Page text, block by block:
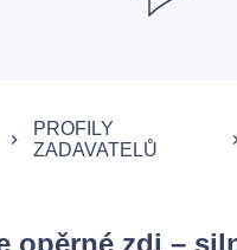
keyboard_arrow_right
PROFILY
ZADAVATELŮ
opěrné zdi –